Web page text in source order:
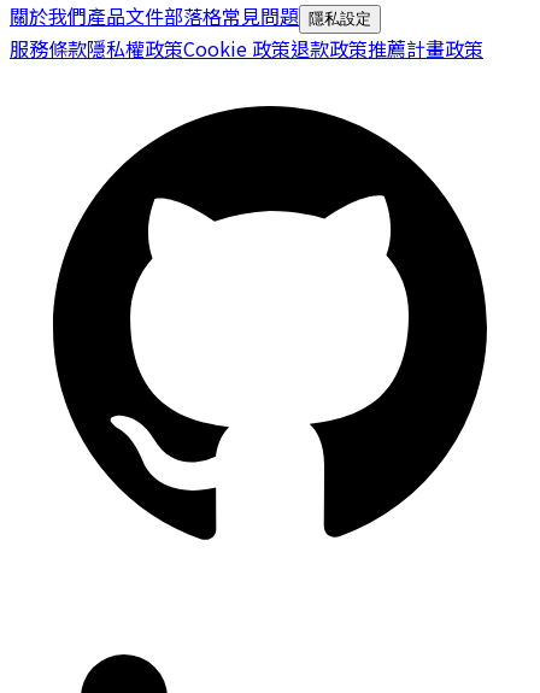
關於我們產品文件部落格常見問題 隱私設定
服務條款隱私權政策Cookie 政策退款政策推薦計畫政策